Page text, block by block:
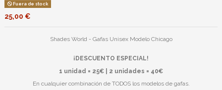
Fuera de stock
25,00 €
Shades World - Gafas Unisex Modelo Chicago
¡DESCUENTO ESPECIAL!
1 unidad = 25€ | 2 unidades = 40€
En cualquier combinación de TODOS los modelos de gafas.